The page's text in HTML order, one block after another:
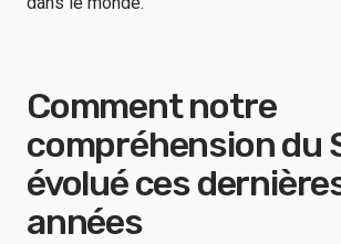
Comment notre
compréhension du
évolué ces
années